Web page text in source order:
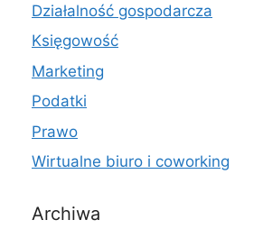
Działalność gospodarcza
Księgowość
Marketing
Podatki
Prawo
Wirtualne biuro i coworking
Archiwa